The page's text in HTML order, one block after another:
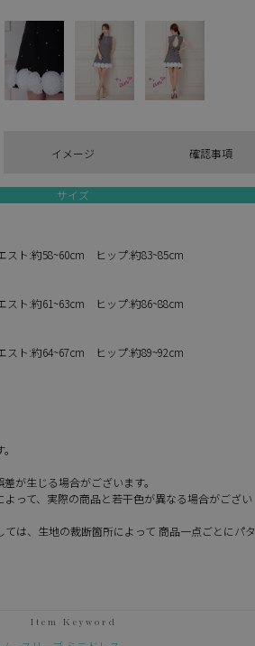
イメージ 確認事項
サイズ
スト:約58~60cm ヒップ:約83~85cm
スト:約61~63cm ヒップ:約86~88cm
スト:約64~67cm ヒップ:約89~92cm
が生じる場合がございます。
って、実際の商品と若干色が異なる場合がござい
は、生地の裁断箇所によって 商品一点ごとにパタ